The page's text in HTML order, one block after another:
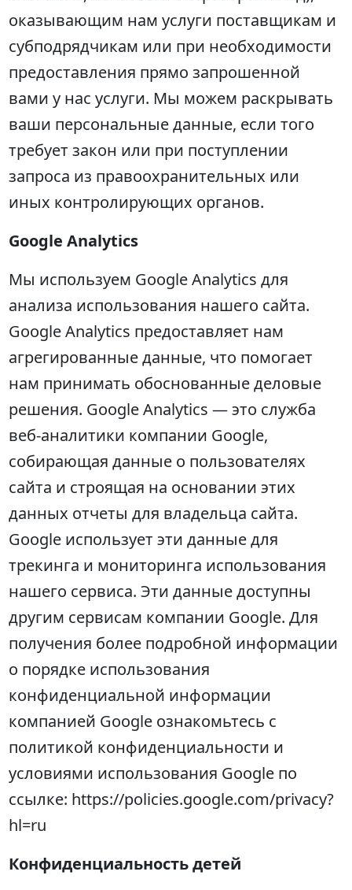
оказывающим нам услуги поставщикам и
субподрядчикам или при необходимости
предоставления прямо запрошенной
вами у нас услуги. Мы можем раскрывать
ваши персональные данные, если того
требует закон или при поступлении
запроса из правоохранительных или
иных контролирующих органов.
Google Analytics
Мы используем Google Analytics для
анализа использования нашего сайта.
Google Analytics предоставляет нам
агрегированные данные, что помогает
нам принимать обоснованные деловые
решения. Google Analytics — это служба
веб-аналитики компании Google,
собирающая данные о пользователях
сайта и строящая на основании этих
данных отчеты для владельца сайта.
Google использует эти данные для
трекинга и мониторинга использования
нашего сервиса. Эти данные доступны
другим сервисам компании Google. Для
получения более подробной информации
о порядке использования
конфиденциальной информации
компанией Google ознакомьтесь с
политикой конфиденциальности и
условиями использования Google по
ссылке: https://policies.google.com/privacy?
hl=ru
Конфиденциальность детей